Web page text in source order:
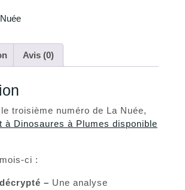
Avis (0)
troisième numéro de La Nuée,
à Dinosaures à Plumes disponible
ci :
– Une analyse